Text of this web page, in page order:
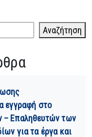
Αναζήτηση
εγγραφή στο
Επαληθευτών των
για τα έργα και